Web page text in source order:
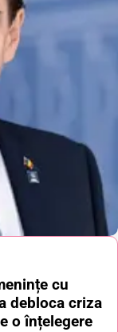
cu
debloca criza
o înțelegere